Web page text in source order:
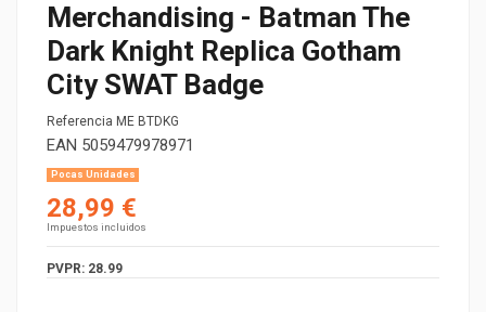
Merchandising - Batman The
Dark Knight Replica Gotham
City SWAT Badge
Referencia ME BTDKG
EAN 5059479978971
Pocas Unidades
28,99 €
Impuestos incluidos
PVPR: 28.99